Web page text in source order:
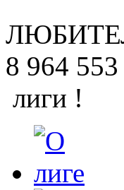
8 964
лиги !